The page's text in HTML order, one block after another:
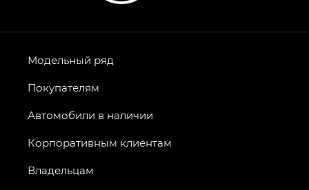
Модельный ряд
Покупателям
Автомобили в наличии
Корпоративным клиентам
Владельцам